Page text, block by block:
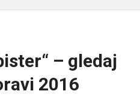
– gledaj
2016